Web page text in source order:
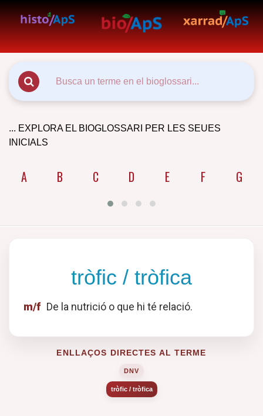
... EXPLORA EL BIOGLOSSARI PER LES SEUES
INICIALS
A B C D E F G
tròfic / tròfica
m/f De la nutrició o que hi té relació.
ENLLAÇOS DIRECTES AL TERME
DNV
tròfic / tròfica